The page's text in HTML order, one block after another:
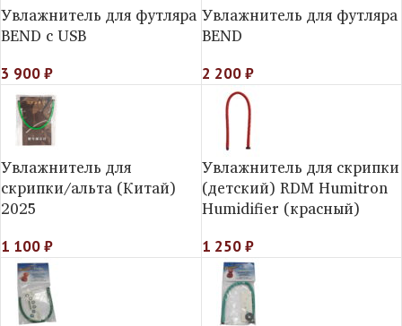
Увлажнитель для футляра
BEND c USB
3 900₽
Увлажнитель для футляра
BEND
2 200₽
Увлажнитель для
скрипки/альта (Китай)
2025
1 100₽
Увлажнитель для скрипки
(детский) RDM Humitron
Humidifier (красный)
1 250₽